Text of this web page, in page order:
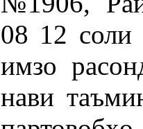
08 12
имзо
нави